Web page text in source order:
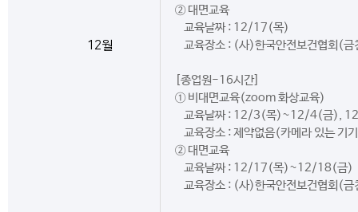
12월
② 대면교육
교육날짜 : 12/17(목)
교육장소 : (사)한국안전보건협회(금
[종업원-16시간]
① 비대면교육(zoom 화상교육)
교육날짜 : 12/3(목)~12/4(금),
교육장소 : 제약없음(카메라 있는 기
② 대면교육
교육날짜 : 12/17(목)~12/18(금)
교육장소 : (사)한국안전보건협회(금